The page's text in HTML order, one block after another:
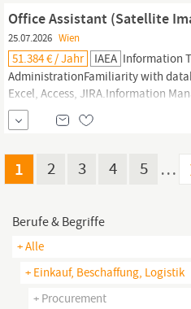
Office Assistant (Satellite
25.07.2026 Wien
51.384 € / Jahr IAEA Information
AdministrationFamiliarity with
Excel, Access, JIRA.Information
Information SystemBasic
data.
Procurement
1 2 3 4 5 …
Berufe & Begriffe
+ Alle
+ Einkauf, Beschaffung, Logistik
+ Procurement